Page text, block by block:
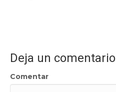
Deja un comentario
Comentar